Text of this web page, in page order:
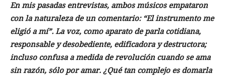
En mis pasadas entrevistas, ambos músicos empataron
con la naturaleza de un comentario: “El instrumento me
eligió a mí”. La voz, como aparato de parla cotidiana,
responsable y desobediente, edificadora y destructora;
incluso confusa a medida de revolución cuando se ama
sin razón, sólo por amar. ¿Qué tan complejo es domarla